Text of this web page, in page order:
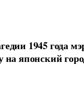
1945 года
японский